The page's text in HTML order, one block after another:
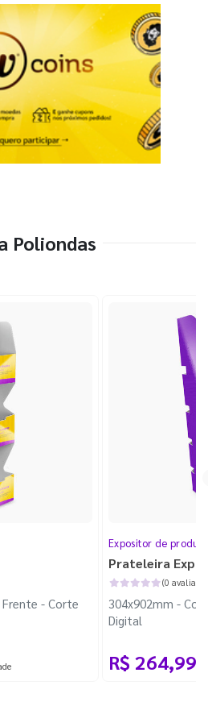
Poliondas
- Corte
Expositor de
Prateleira
(0
304x902mm -
Digital
R$ 264,99